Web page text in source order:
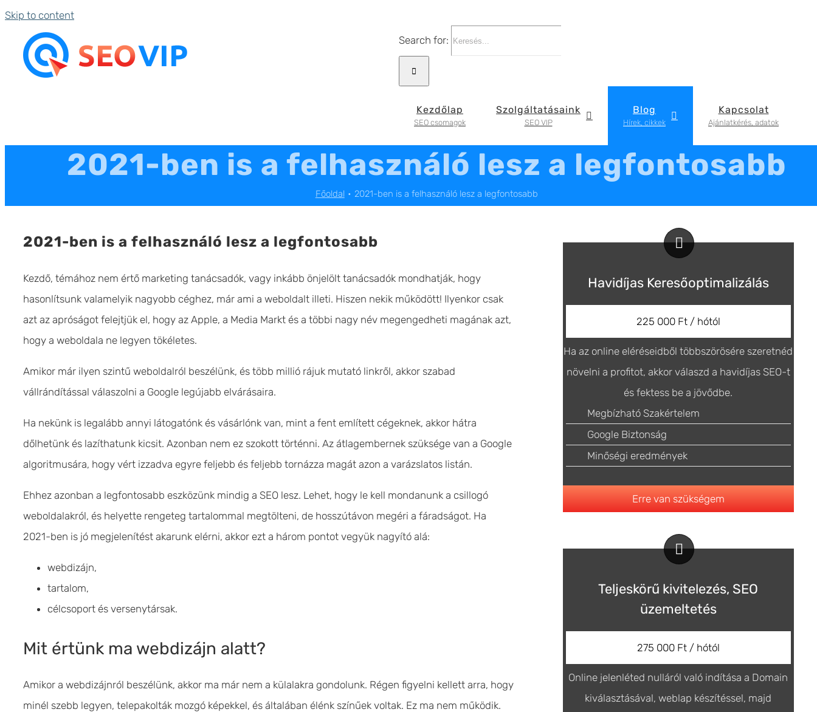
Skip to content
Search for:
Kezdőlap
SEO csomagok
Szolgáltatásaink
SEO VIP
Blog
Hírek, cikkek
Kapcsolat
Ajánlatkérés, adatok
2021-ben is a felhasználó lesz a legfontosabb
Főoldal 2021-ben is a felhasználó lesz a legfontosabb
2021-ben is a felhasználó lesz a legfontosabb
Kezdő, témához nem értő marketing tanácsadók, vagy inkább önjelölt tanácsadók mondhatják, hogy
hasonlítsunk valamelyik nagyobb céghez, már ami a weboldalt illeti. Hiszen nekik működött! Ilyenkor csak
azt az apróságot felejtjük el, hogy az Apple, a Media Markt és a többi nagy név megengedheti magának azt,
hogy a weboldala ne legyen tökéletes.
Amikor már ilyen szintű weboldalról beszélünk, és több millió rájuk mutató linkről, akkor szabad
vállrándítással válaszolni a Google legújabb elvárásaira.
Ha nekünk is legalább annyi látogatónk és vásárlónk van, mint a fent említett cégeknek, akkor hátra
dőlhetünk és lazíthatunk kicsit. Azonban nem ez szokott történni. Az átlagembernek szüksége van a Google
algoritmusára, hogy vért izzadva egyre feljebb és feljebb tornázza magát azon a varázslatos listán.
Ehhez azonban a legfontosabb eszközünk mindig a SEO lesz. Lehet, hogy le kell mondanunk a csillogó
weboldalakról, és helyette rengeteg tartalommal megtölteni, de hosszútávon megéri a fáradságot. Ha
2021-ben is jó megjelenítést akarunk elérni, akkor ezt a három pontot vegyük nagyító alá:
webdizájn,
tartalom,
célcsoport és versenytársak.
Mit értünk ma webdizájn alatt?
Amikor a webdizájnról beszélünk, akkor ma már nem a külalakra gondolunk. Régen figyelni kellett arra, hogy
minél szebb legyen, telepakolták mozgó képekkel, és általában élénk színűek voltak. Ez ma nem működik.
Havidíjas Keresőoptimalizálás
225 000 Ft / hótól
Ha az online eléréseidből többszörösére szeretnéd
növelni a profitot, akkor válaszd a havidíjas SEO-t
és fektess be a jövődbe.
Megbízható Szakértelem
Google Biztonság
Minőségi eredmények
Erre van szükségem
Teljeskörű kivitelezés, SEO
üzemeltetés
275 000 Ft / hótól
Online jelenléted nulláról való indítása a Domain
kiválasztásával, weblap készítéssel, majd